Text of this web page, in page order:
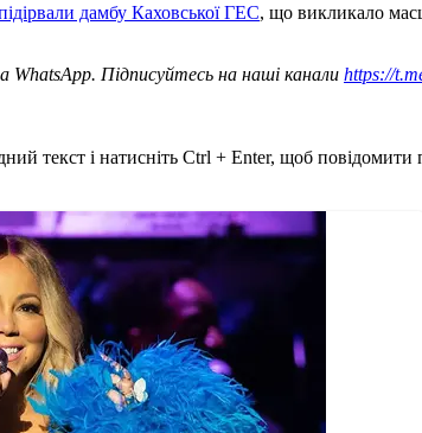
дамбу Каховської ГЕС, що викликало
WhatsApp. Підписуйтесь на наші канали https://
текст і натисніть Ctrl + Enter, щоб повідомити